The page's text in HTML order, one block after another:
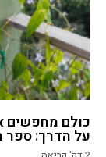
כולם
על הדרך: ספר